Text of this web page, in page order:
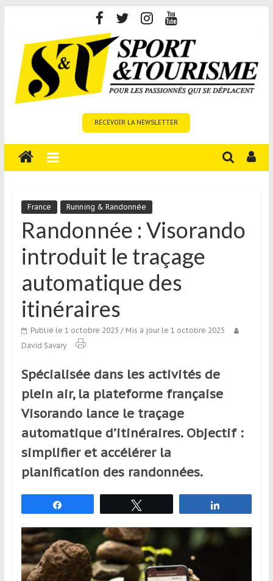
content
Tourisme
est
média
sur
tourisme
sportif
qui
aux
voyageurs
ponctuels
réguliers,
pratiquants,
passionnés
ou
simples
de
sport,
déplacent
en
France
RECEVOIR LA NEWSLETTER
France Running & Randonnée
Randonnée : Visorando
introduit le traçage
automatique des
itinéraires
Publié le 1 octobre 2025 / Mis à jour le 1 octobre 2025
David Savary
Spécialisée dans les activités de
plein air, la plateforme française
Visorando lance le traçage
automatique d’itinéraires. Objectif :
simplifier et accélérer la
planification des randonnées.